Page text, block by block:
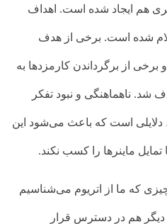
هم ایجاد شده است. اهداف
شده است. برخی از هدف
از برگرداندن کارمزدها به
شد. ناهماهنگی و نبود تفکر
است که باعث می‌شود این
ماینرها را کسب نکند.
که ما از اتریوم می‌شناسیم
هم در دسترس قرار